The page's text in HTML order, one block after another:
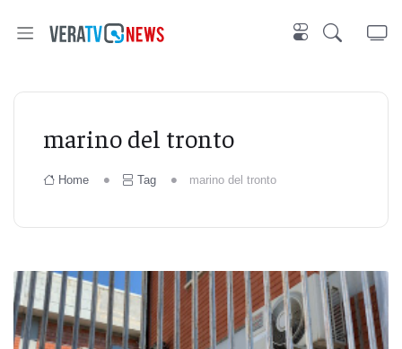
marino del tronto
Home Tag marino del tronto